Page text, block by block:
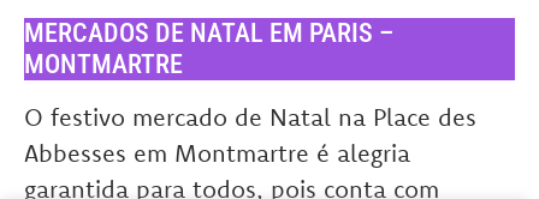
MERCADOS DE NATAL EM PARIS –
MONTMARTRE
O festivo mercado de Natal na Place des
Abbesses em Montmartre é alegria
garantida para todos, pois conta com